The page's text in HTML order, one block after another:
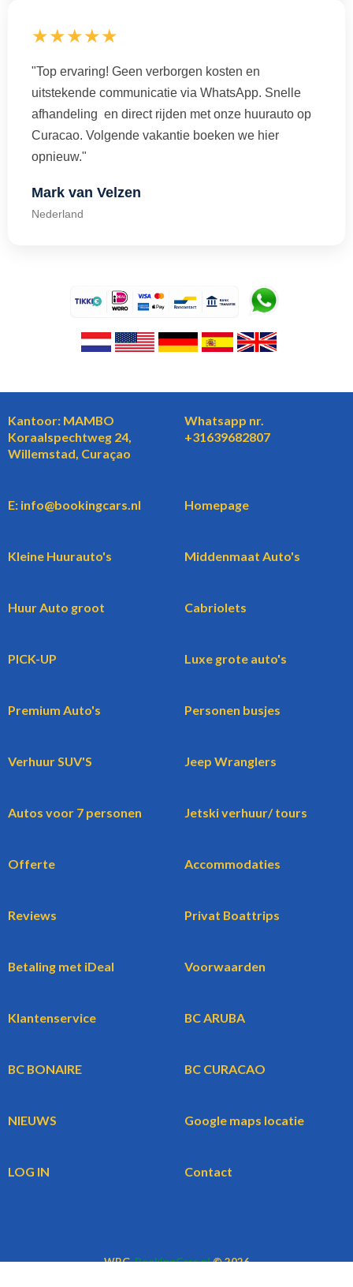
★★★★★
"Top ervaring! Geen verborgen kosten en
uitstekende communicatie via WhatsApp. Snelle
afhandeling en direct rijden met onze huurauto op
Curacao. Volgende vakantie boeken we hier
opnieuw."
Mark van Velzen
Nederland
Kantoor: MAMBO
Koraalspechtweg 24,
Willemstad, Curaçao
Whatsapp nr.
+31639682807
E: info@bookingcars.nl Homepage
Kleine Huurauto's Middenmaat Auto's
Huur Auto groot Cabriolets
PICK-UP Luxe grote auto's
Premium Auto's Personen busjes
Verhuur SUV'S Jeep Wranglers
Autos voor 7 personen Jetski verhuur/ tours
Offerte Accommodaties
Reviews Privat Boattrips
Betaling met iDeal Voorwaarden
Klantenservice BC ARUBA
BC BONAIRE BC CURACAO
NIEUWS Google maps locatie
LOG IN Contact
WBGBookingCars.nl© 2026